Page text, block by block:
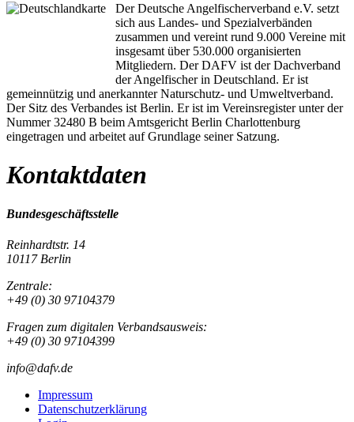
Der Deutsche Angelfischerverband e.V. setzt
sich aus Landes- und Spezialverbänden
zusammen und vereint rund 9.000 Vereine mit
insgesamt über 530.000 organisierten
Mitgliedern. Der DAFV ist der Dachverband
der Angelfischer in Deutschland. Er ist
gemeinnützig und anerkannter Naturschutz- und Umweltverband.
Der Sitz des Verbandes ist Berlin. Er ist im Vereinsregister unter der
Nummer 32480 B beim Amtsgericht Berlin Charlottenburg
eingetragen und arbeitet auf Grundlage seiner Satzung.
Kontaktdaten
Bundesgeschäftsstelle
Reinhardtstr. 14
10117 Berlin
Zentrale:
+49 (0) 30 97104379
Fragen zum digitalen Verbandsausweis:
+49 (0) 30 97104399
info@dafv.de
Impressum
Datenschutzerklärung